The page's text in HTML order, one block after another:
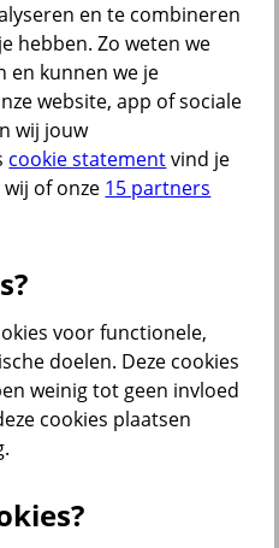
en te combineren
hebben. Zo weten we
en kunnen we je
website, app of sociale
wij jouw
cookie statementvind je
of onze 15 partners
voor functionele,
doelen. Deze cookies
weinig tot geen invloed
cookies plaatsen